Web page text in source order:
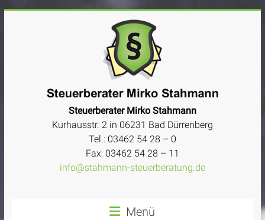
Mirko
Stahmann
Steuerberater Mirko Stahmann
Kurhausstr. 2 in 06231 Bad Dürrenberg
Tel.: 03462 54 28 – 0
Fax: 03462 54 28 – 11
info@stahmann-steuerberatung.de
Menü